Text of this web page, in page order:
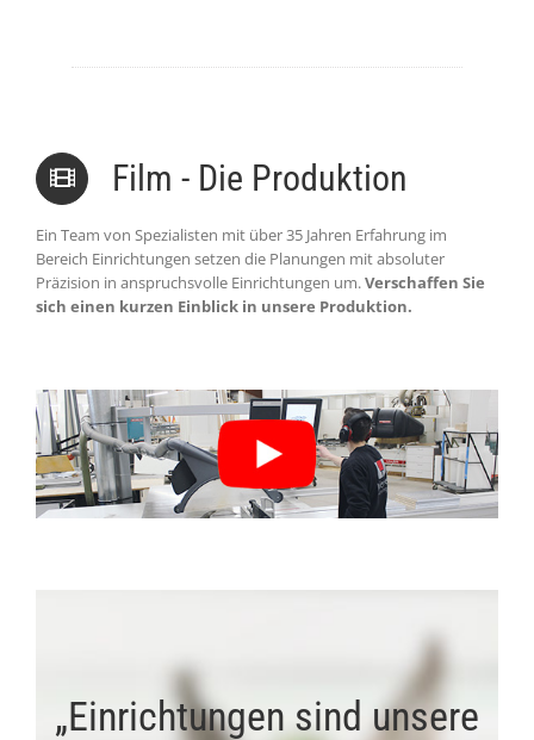
Film - Die Produktion
Ein Team von Spezialisten mit über 35 Jahren Erfahrung im
Bereich Einrichtungen setzen die Planungen mit absoluter
Präzision in anspruchsvolle Einrichtungen um.Verschaffen Sie
sich einen kurzen Einblick in unsere Produktion.
„Einrichtungen sind unsere